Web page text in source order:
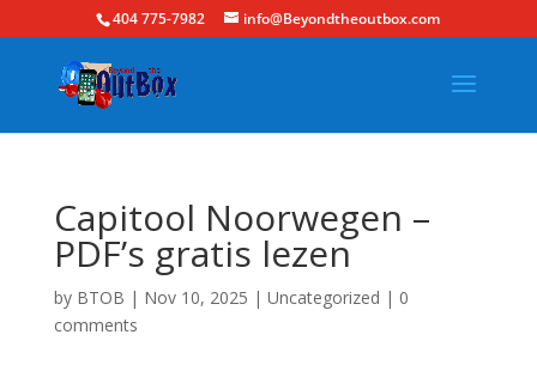
404 775-7982 info@Beyondtheoutbox.com
Capitool Noorwegen –
PDF’s gratis lezen
by BTOB | Nov 10, 2025 | Uncategorized | 0
comments